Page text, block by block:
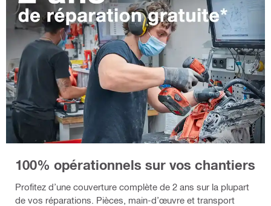
100% opérationnels sur vos chantiers
Profitez d’une couverture complète de 2 ans sur la plupart
de vos réparations. Pièces, main-d’œuvre et transport